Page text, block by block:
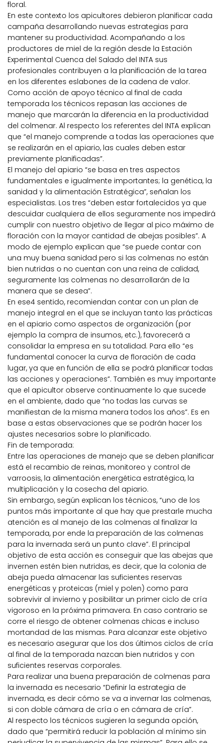
floral.
En este contexto los apicultores debieron planificar cada
campaña desarrollando nuevas estrategias para
mantener su productividad. Acompañando a los
productores de miel de la región desde la Estación
Experimental Cuenca del Salado del INTA sus
profesionales contribuyen a la planificación de la tarea
en los diferentes eslabones de la cadena de valor.
Como acción de apoyo técnico al final de cada
temporada los técnicos repasan las acciones de
manejo que marcarán la diferencia en la productividad
del colmenar. Al respecto los referentes del INTA explican
que “el manejo comprende a todas las operaciones que
se realizarán en el apiario, las cuales deben estar
previamente planificadas”.
El manejo del apiario “se basa en tres aspectos
fundamentales e igualmente importantes; la genética, la
sanidad y la alimentación Estratégica”, señalan los
especialistas. Los tres “deben estar fortalecidos ya que
descuidar cualquiera de ellos seguramente nos impedirá
cumplir con nuestro objetivo de llegar al pico máximo de
floración con la mayor cantidad de abejas posibles”. A
modo de ejemplo explican que “se puede contar con
una muy buena sanidad pero si las colmenas no están
bien nutridas o no cuentan con una reina de calidad,
seguramente las colmenas no desarrollarán de la
manera que se desea”.
En ese4 sentido, recomiendan contar con un plan de
manejo integral en el que se incluyan tanto las prácticas
en el apiario como aspectos de organización (por
ejemplo la compra de insumos, etc.), favorecerá a
consolidar la empresa en su totalidad. Para ello “es
fundamental conocer la curva de floración de cada
lugar, ya que en función de ella se podrá planificar todas
las acciones y operaciones”. También es muy importante
que el apicultor observe continuamente lo que sucede
en el ambiente, dado que “no todas las curvas se
manifiestan de la misma manera todos los años”. Es en
base a estas observaciones que se podrán hacer los
ajustes necesarios sobre lo planificado.
Fin de temporada:
Entre las operaciones de manejo que se deben planificar
está el recambio de reinas, monitoreo y control de
varroosis, la alimentación energética estratégica, la
multiplicación y la cosecha del apiario.
Sin embargo, según explican los técnicos, “uno de los
puntos más importante al que hay que prestarle mucha
atención es al manejo de las colmenas al finalizar la
temporada, por ende la preparación de las colmenas
para la invernada será un punto clave”. El principal
objetivo de esta acción es conseguir que las abejas que
invernen estén bien nutridas, es decir, que la colonia de
abeja pueda almacenar las suficientes reservas
energéticas y proteicas (miel y polen) como para
sobrevivir al invierno y posibilitar un primer ciclo de cría
vigoroso en la próxima primavera. En caso contrario se
corre el riesgo de obtener colmenas chicas e incluso
mortandad de las mismas. Para alcanzar este objetivo
es necesario asegurar que los dos últimos ciclos de cría
al final de la temporada nazcan bien nutridos y con
suficientes reservas corporales.
Para realizar una buena preparación de colmenas para
la invernada es necesario “Definir la estrategia de
invernada, es decir cómo se va a invernar las colmenas,
si con doble cámara de cría o en cámara de cría”.
Al respecto los técnicos sugieren la segunda opción,
dado que “permitirá reducir la población al mínimo sin